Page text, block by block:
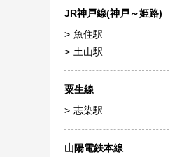
JR神戸線(神戸～姫路)
魚住駅
土山駅
粟生線
志染駅
山陽電鉄本線